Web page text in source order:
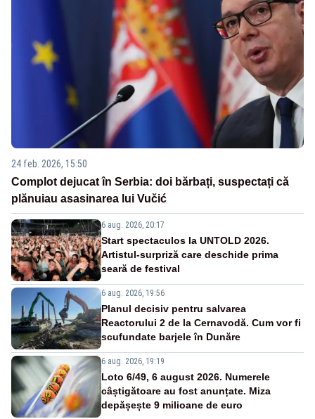
24 feb. 2026, 15:50
Complot dejucat în Serbia: doi bărbați, suspectați că
plănuiau asasinarea lui Vučić
6 aug. 2026, 20:17
Start spectaculos la UNTOLD 2026.
Artistul-surpriză care deschide prima
seară de festival
6 aug. 2026, 19:56
Planul decisiv pentru salvarea
Reactorului 2 de la Cernavodă. Cum vor fi
scufundate barjele în Dunăre
6 aug. 2026, 19:19
Loto 6/49, 6 august 2026. Numerele
câștigătoare au fost anunțate. Miza
depășește 9 milioane de euro